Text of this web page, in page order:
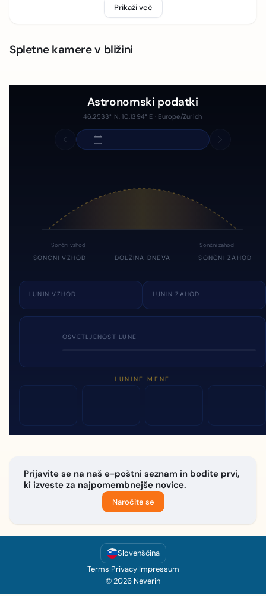
Prikaži več
Spletne kamere v bližini
Astronomski podatki
46.2533° N, 10.1394° E · Europe/Zurich
Sončni vzhod Sončni zahod
SONČNI VZHOD DOLŽINA DNEVA SONČNI ZAHOD
LUNIN VZHOD LUNIN ZAHOD
OSVETLJENOST LUNE
LUNINE MENE
Prijavite se na naš e-poštni seznam in bodite prvi,
ki izveste za najpomembnejše novice.
Naročite se
Slovenščina
Terms|Privacy|Impressum
© 2026 Neverin